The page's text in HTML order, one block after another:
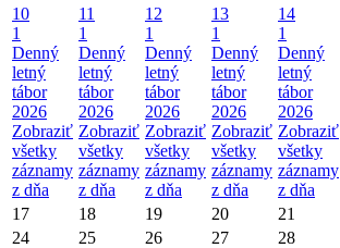
10
1
Denný
letný
tábor
2026
Zobraziť
všetky
záznamy
z dňa
11
1
Denný
letný
tábor
2026
Zobraziť
všetky
záznamy
z dňa
12
1
Denný
letný
tábor
2026
Zobraziť
všetky
záznamy
z dňa
13
1
Denný
letný
tábor
2026
Zobraziť
všetky
záznamy
z dňa
14
1
Denný
letný
tábor
2026
Zobraziť
všetky
záznamy
z dňa
17 18 19 20 21
24
25 26 27 28